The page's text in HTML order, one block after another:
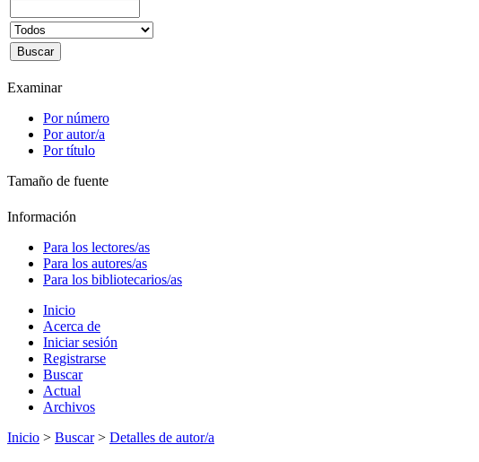
Examinar
Por número
Por autor/a
Por título
Tamaño de fuente
Información
Para los lectores/as
Para los autores/as
Para los bibliotecarios/as
Inicio
Acerca de
Iniciar sesión
Registrarse
Buscar
Actual
Archivos
Inicio > Buscar> Detalles de autor/a